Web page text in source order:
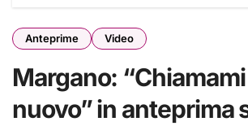
Anteprime Video
Margano:
nuovo” in anteprima